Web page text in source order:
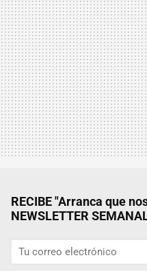
RECIBE "Arranca que
NEWSLETTER